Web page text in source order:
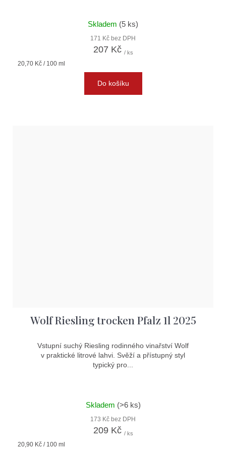
Skladem (5 ks)
171 Kč bez DPH
207 Kč / ks
Měrná
20,70 Kč / 100 ml
Do košíku
Wolf Riesling trocken Pfalz 1l 2025
Vstupní suchý Riesling rodinného vinařství Wolf
v praktické litrové lahvi. Svěží a přístupný styl
typický pro...
Skladem (>6 ks)
173 Kč bez DPH
209 Kč / ks
Měrná
20,90 Kč / 100 ml